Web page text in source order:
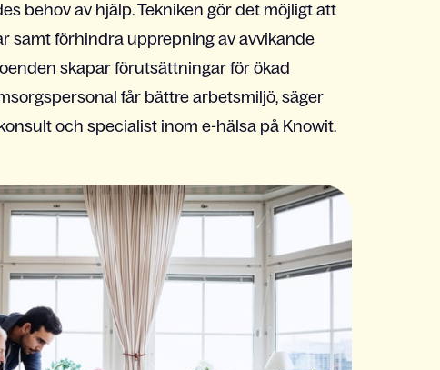
behov av hjälp. Tekniken gör det möjligt att
samt förhindra upprepning av avvikande
skapar förutsättningar för ökad
får bättre arbetsmiljö, säger
och specialist inom e-hälsa på Knowit.